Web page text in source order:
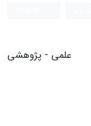
علمی - پژوهشی